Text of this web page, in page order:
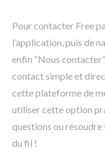
Pour contacter Free
l’application, puis de
enfin “Nous
contact simple et
cette plateforme de
utiliser cette option
questions ou
du fil !